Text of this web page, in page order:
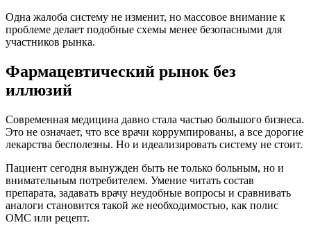
Одна жалоба систему не изменит, но массовое внимание к
проблеме делает подобные схемы менее безопасными для
участников рынка.
Фармацевтический рынок без
иллюзий
Современная медицина давно стала частью большого бизнеса.
Это не означает, что все врачи коррумпированы, а все дорогие
лекарства бесполезны. Но и идеализировать систему не стоит.
Пациент сегодня вынужден быть не только больным, но и
внимательным потребителем. Умение читать состав
препарата, задавать врачу неудобные вопросы и сравнивать
аналоги становится такой же необходимостью, как полис
ОМС или рецепт.